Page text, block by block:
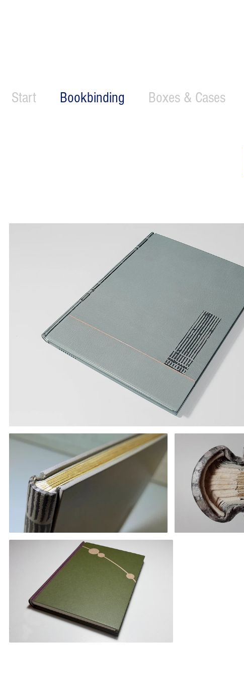
Start Bookbinding Boxes & Cases